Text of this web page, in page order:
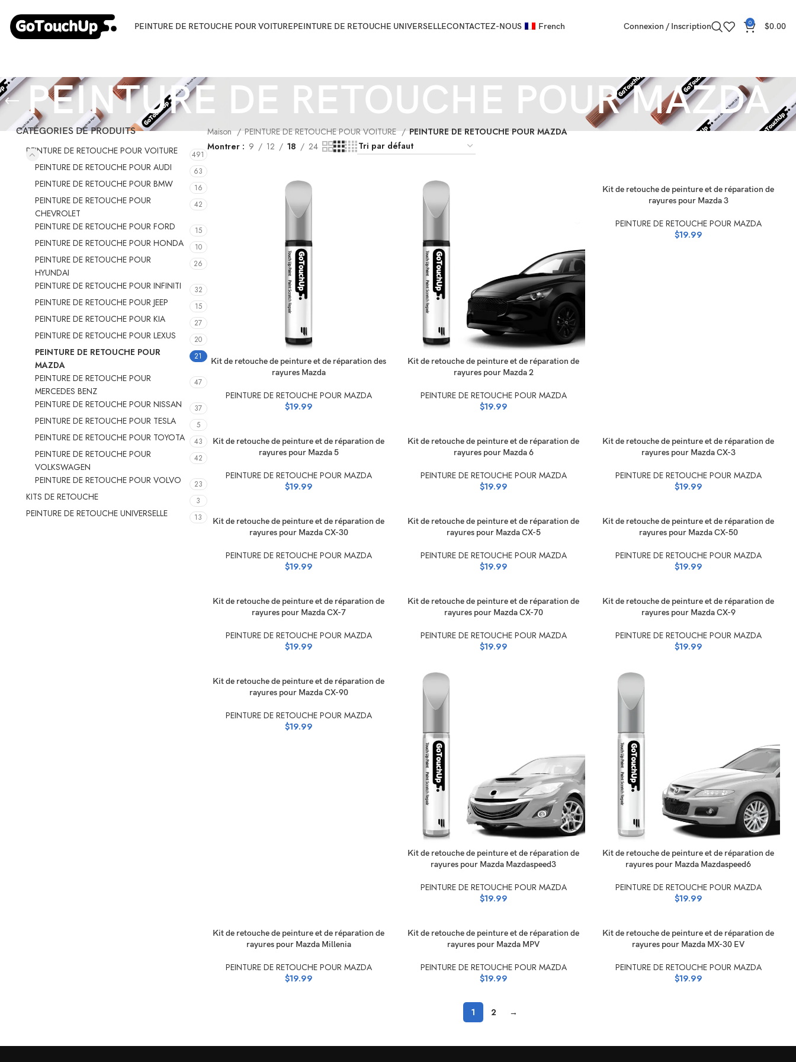
PEINTURE DE RETOUCHE POUR VOITUREPEINTURE DE RETOUCHE UNIVERSELLECONTACTEZ-NOUS French Connexion / Inscription 0 $0.00
PEINTURE DE RETOUCHE POUR MAZDA
CATÉGORIES DE PRODUITS
PEINTURE DE RETOUCHE POUR VOITURE 491
PEINTURE DE RETOUCHE POUR AUDI 63
PEINTURE DE RETOUCHE POUR BMW 16
PEINTURE DE RETOUCHE POUR
CHEVROLET
42
PEINTURE DE RETOUCHE POUR FORD 15
PEINTURE DE RETOUCHE POUR HONDA 10
PEINTURE DE RETOUCHE POUR
HYUNDAI
26
PEINTURE DE RETOUCHE POUR INFINITI 32
PEINTURE DE RETOUCHE POUR JEEP 15
PEINTURE DE RETOUCHE POUR KIA 27
PEINTURE DE RETOUCHE POUR LEXUS 20
PEINTURE DE RETOUCHE POUR
MAZDA
21
PEINTURE DE RETOUCHE POUR
MERCEDES BENZ
47
PEINTURE DE RETOUCHE POUR NISSAN 37
PEINTURE DE RETOUCHE POUR TESLA 5
PEINTURE DE RETOUCHE POUR TOYOTA 43
PEINTURE DE RETOUCHE POUR
VOLKSWAGEN
42
PEINTURE DE RETOUCHE POUR VOLVO 23
KITS DE RETOUCHE 3
PEINTURE DE RETOUCHE UNIVERSELLE 13
Maison PEINTURE DE RETOUCHE POUR VOITURE
PEINTURE DE RETOUCHE POUR MAZDA
Montrer
9 12 18 24
SÉLECTIONNEZ LES OPTIONS
Kit de retouche de peinture et de réparation des
rayures Mazda
PEINTURE DE RETOUCHE POUR MAZDA
$19.99
SÉLECTIONNEZ LES OPTIONS
Kit de retouche de peinture et de réparation de
rayures pour Mazda 2
PEINTURE DE RETOUCHE POUR MAZDA
$19.99
SÉLECTIONNEZ LES OPTIONS
Kit de retouche de peinture et de réparation de
rayures pour Mazda 3
PEINTURE DE RETOUCHE POUR MAZDA
$19.99
SÉLECTIONNEZ LES OPTIONS
Kit de retouche de peinture et de réparation de
rayures pour Mazda 5
PEINTURE DE RETOUCHE POUR MAZDA
$19.99
SÉLECTIONNEZ LES OPTIONS
Kit de retouche de peinture et de réparation de
rayures pour Mazda 6
PEINTURE DE RETOUCHE POUR MAZDA
$19.99
SÉLECTIONNEZ LES OPTIONS
Kit de retouche de peinture et de réparation de
rayures pour Mazda CX-3
PEINTURE DE RETOUCHE POUR MAZDA
$19.99
SÉLECTIONNEZ LES OPTIONS
Kit de retouche de peinture et de réparation de
rayures pour Mazda CX-30
PEINTURE DE RETOUCHE POUR MAZDA
$19.99
SÉLECTIONNEZ LES OPTIONS
Kit de retouche de peinture et de réparation de
rayures pour Mazda CX-5
PEINTURE DE RETOUCHE POUR MAZDA
$19.99
SÉLECTIONNEZ LES OPTIONS
Kit de retouche de peinture et de réparation de
rayures pour Mazda CX-50
PEINTURE DE RETOUCHE POUR MAZDA
$19.99
SÉLECTIONNEZ LES OPTIONS
Kit de retouche de peinture et de réparation de
rayures pour Mazda CX-7
PEINTURE DE RETOUCHE POUR MAZDA
$19.99
SÉLECTIONNEZ LES OPTIONS
Kit de retouche de peinture et de réparation de
rayures pour Mazda CX-70
PEINTURE DE RETOUCHE POUR MAZDA
$19.99
SÉLECTIONNEZ LES OPTIONS
Kit de retouche de peinture et de réparation de
rayures pour Mazda CX-9
PEINTURE DE RETOUCHE POUR MAZDA
$19.99
SÉLECTIONNEZ LES OPTIONS
Kit de retouche de peinture et de réparation de
rayures pour Mazda CX-90
PEINTURE DE RETOUCHE POUR MAZDA
$19.99
SÉLECTIONNEZ LES OPTIONS
Kit de retouche de peinture et de réparation de
rayures pour Mazda Mazdaspeed3
PEINTURE DE RETOUCHE POUR MAZDA
$19.99
SÉLECTIONNEZ LES OPTIONS
Kit de retouche de peinture et de réparation de
rayures pour Mazda Mazdaspeed6
PEINTURE DE RETOUCHE POUR MAZDA
$19.99
SÉLECTIONNEZ LES OPTIONS
Kit de retouche de peinture et de réparation de
rayures pour Mazda Millenia
PEINTURE DE RETOUCHE POUR MAZDA
$19.99
SÉLECTIONNEZ LES OPTIONS
Kit de retouche de peinture et de réparation de
rayures pour Mazda MPV
PEINTURE DE RETOUCHE POUR MAZDA
$19.99
SÉLECTIONNEZ LES OPTIONS
Kit de retouche de peinture et de réparation de
rayures pour Mazda MX-30 EV
PEINTURE DE RETOUCHE POUR MAZDA
$19.99
1 2 →